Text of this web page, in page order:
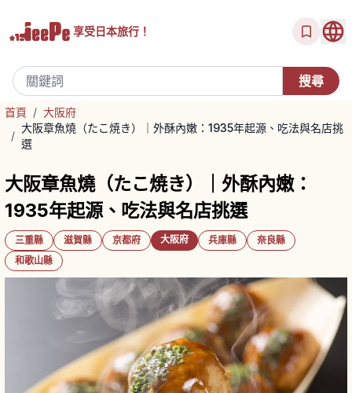
享受日本旅行！
首頁 / 大阪府
/
大阪章魚燒（たこ焼き）｜外酥內嫩：1935年起源、吃法與名店挑
選
大阪章魚燒（たこ焼き）｜外酥內嫩：
1935年起源、吃法與名店挑選
三重縣 滋賀縣 京都府 大阪府 兵庫縣
奈良縣
和歌山縣